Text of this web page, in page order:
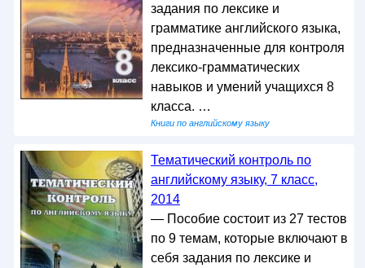
задания по лексике и
грамматике английского языка,
предназначенные для контроля
лексико-грамматических
навыков и умений учащихся 8
класса. …
Книги по английскому языку
Тематический контроль по
английскому языку, 7 класс,
2014
— Пособие состоит из 27 тестов
по 9 темам, которые включают в
себя задания по лексике и